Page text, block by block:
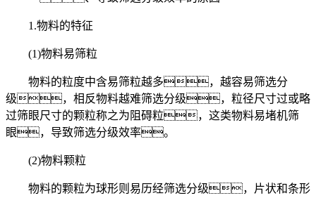
1.物料的特征
(1)物料易筛粒
物料的粒度中含易筛粒越多，越容易筛选分
级，相反物料越难筛选分级，粒径尺寸过或略
过筛眼尺寸的颗粒称之为阻碍粒，这类物料易堵机筛
眼，导致筛选分级效率。
(2)物料颗粒
物料的颗粒为球形则易历经筛选分级，片状和条形